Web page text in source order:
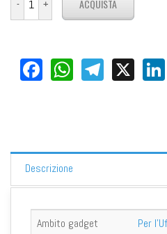
Facebook
WhatsApp
X
Descrizione
Ambito gadget
Per